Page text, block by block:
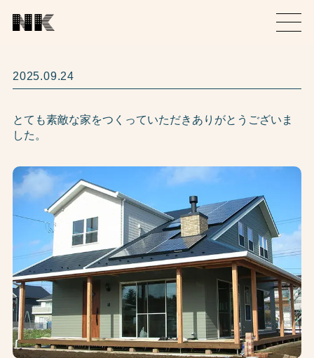
2025.09.24
とても素敵な家をつくっていただきありがとうございま
した。